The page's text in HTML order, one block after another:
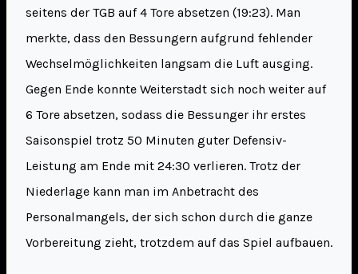
seitens der TGB auf 4 Tore absetzen (19:23). Man
merkte, dass den Bessungern aufgrund fehlender
Wechselmöglichkeiten langsam die Luft ausging.
Gegen Ende konnte Weiterstadt sich noch weiter auf
6 Tore absetzen, sodass die Bessunger ihr erstes
Saisonspiel trotz 50 Minuten guter Defensiv-
Leistung am Ende mit 24:30 verlieren. Trotz der
Niederlage kann man im Anbetracht des
Personalmangels, der sich schon durch die ganze
Vorbereitung zieht, trotzdem auf das Spiel aufbauen.